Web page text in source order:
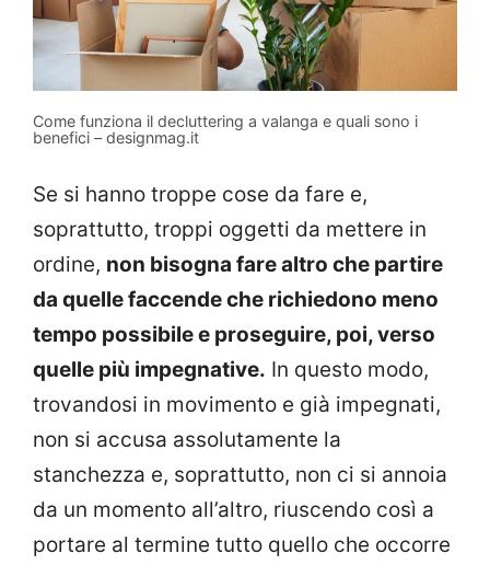
Come funziona il decluttering a valanga e quali sono i
benefici – designmag.it
Se si hanno troppe cose da fare e,
soprattutto, troppi oggetti da mettere in
ordine, non bisogna fare altro che partire
da quelle faccende che richiedono meno
tempo possibile e proseguire, poi, verso
quelle più impegnative. In questo modo,
trovandosi in movimento e già impegnati,
non si accusa assolutamente la
stanchezza e, soprattutto, non ci si annoia
da un momento all’altro, riuscendo così a
portare al termine tutto quello che occorre